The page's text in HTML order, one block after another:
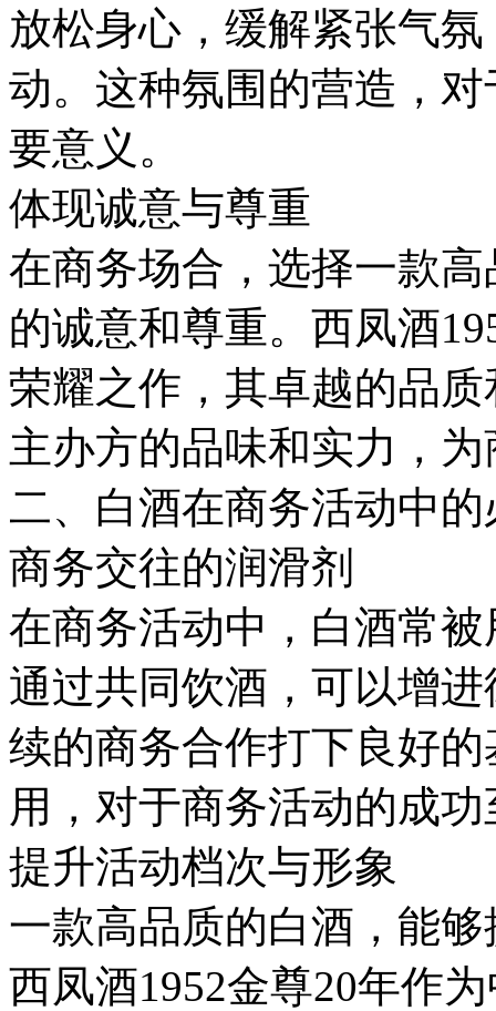
放松身心，缓解紧张气
动。这种氛围的营造，
要意义。
体现诚意与尊重
在商务场合，选择一款
的诚意和尊重。西凤酒
荣耀之作，其卓越的品
主办方的品味和实力，
二、白酒在商务活动中的
商务交往的润滑剂
在商务活动中，白酒常
通过共同饮酒，可以增
续的商务合作打下良好
用，对于商务活动的成
提升活动档次与形象
一款高品质的白酒，能
西凤酒1952金尊20年作